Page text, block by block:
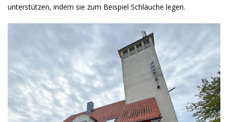
unterstützen, indem sie zum Beispiel Schläuche legen.